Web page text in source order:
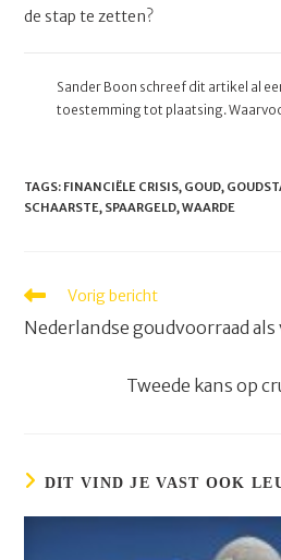
de stap te zetten?
Sander Boon schreef dit artikel al
toestemming tot plaatsing.
TAGS: FINANCIËLE CRISIS, GOUD,
SCHAARSTE, SPAARGELD, WAARDE
Lees
artikelen
Vorig bericht
Nederlandse goudvoorraad
Tweede kans op
DIT VIND JE VAST OOK